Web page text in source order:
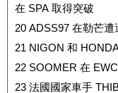
在 SPA 取得突破
20 ADSS97 在勒芒遭
21 NIGON 和
22 SOOMER 在
23 法國國家車手